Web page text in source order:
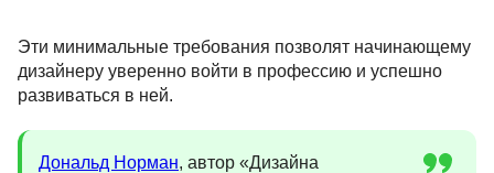
Эти минимальные требования позволят начинающему
дизайнеру уверенно войти в профессию и успешно
развиваться в ней.
Дональд Норман, автор «Дизайна